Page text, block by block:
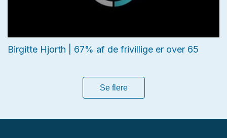
Birgitte Hjorth | 67% af de frivillige er over 65
Se flere